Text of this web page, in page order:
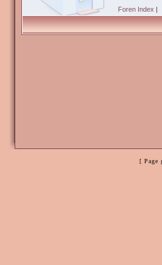
Foren Index |
[ Page